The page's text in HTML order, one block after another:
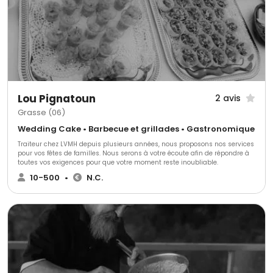
Lou Pignatoun 2 avis
Grasse (06)
Wedding Cake • Barbecue et grillades • Gastronomique
Traiteur chez LVMH depuis plusieurs années, nous proposons nos services
pour vos fêtes de familles. Nous serons à votre écoute afin de répondre à
toutes vos exigences pour que votre moment reste inoubliable.
10-500 • N.C.